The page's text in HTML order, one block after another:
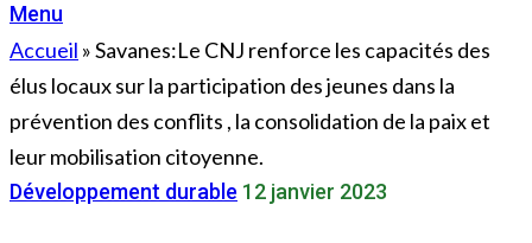
Menu
Accueil »Savanes:Le CNJ renforce les capacités des
élus locaux sur la participation des jeunes dans la
prévention des conflits , la consolidation de la paix et
leur mobilisation citoyenne.
Développement durable 12 janvier 2023